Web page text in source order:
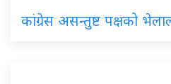
कांग्रेस असन्तुष्ट पक्षको